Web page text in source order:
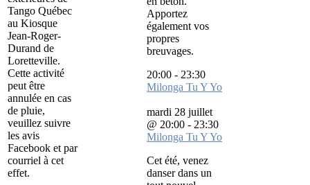
Tango Québec
au Kiosque
Jean-Roger-
Durand de
Loretteville.
Cette activité
peut être
annulée en cas
de pluie,
veuillez suivre
les avis
Facebook et par
courriel à cet
effet.
Apportez
également vos
propres
breuvages.
20:00 - 23:30
Milonga Tu Y Yo
mardi 28 juillet
@ 20:00 - 23:30
Milonga Tu Y Yo
Cet été, venez
danser dans un